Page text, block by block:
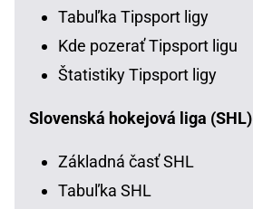
Tabuľka Tipsport ligy
Kde pozerať Tipsport ligu
Štatistiky Tipsport ligy
Slovenská hokejová liga (SHL)
Základná časť SHL
Tabuľka SHL